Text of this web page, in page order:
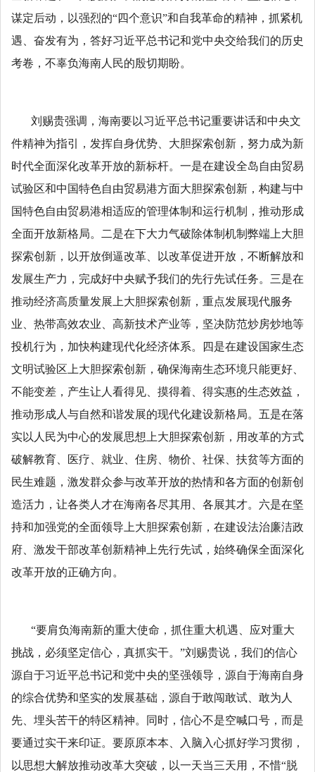
谋定后动，以强烈的“四个意识”和自我革命的精神，抓紧机
遇、奋发有为，答好习近平总书记和党中央交给我们的历史
考卷，不辜负海南人民的殷切期盼。
刘赐贵强调，海南要以习近平总书记重要讲话和中央文
件精神为指引，发挥自身优势、大胆探索创新，努力成为新
时代全面深化改革开放的新标杆。一是在建设全岛自由贸易
试验区和中国特色自由贸易港方面大胆探索创新，构建与中
国特色自由贸易港相适应的管理体制和运行机制，推动形成
全面开放新格局。二是在下大力气破除体制机制弊端上大胆
探索创新，以开放倒逼改革、以改革促进开放，不断解放和
发展生产力，完成好中央赋予我们的先行先试任务。三是在
推动经济高质量发展上大胆探索创新，重点发展现代服务
业、热带高效农业、高新技术产业等，坚决防范炒房炒地等
投机行为，加快构建现代化经济体系。四是在建设国家生态
文明试验区上大胆探索创新，确保海南生态环境只能更好、
不能变差，产生让人看得见、摸得着、得实惠的生态效益，
推动形成人与自然和谐发展的现代化建设新格局。五是在落
实以人民为中心的发展思想上大胆探索创新，用改革的方式
破解教育、医疗、就业、住房、物价、社保、扶贫等方面的
民生难题，激发群众参与改革开放的热情和各方面的创新创
造活力，让各类人才在海南各尽其用、各展其才。六是在坚
持和加强党的全面领导上大胆探索创新，在建设法治廉洁政
府、激发干部改革创新精神上先行先试，始终确保全面深化
改革开放的正确方向。
“要肩负海南新的重大使命，抓住重大机遇、应对重大
挑战，必须坚定信心，真抓实干。”刘赐贵说，我们的信心
源自于习近平总书记和党中央的坚强领导，源自于海南自身
的综合优势和坚实的发展基础，源自于敢闯敢试、敢为人
先、埋头苦干的特区精神。同时，信心不是空喊口号，而是
要通过实干来印证。要原原本本、入脑入心抓好学习贯彻，
以思想大解放推动改革大突破，以一天当三天用，不惜“脱